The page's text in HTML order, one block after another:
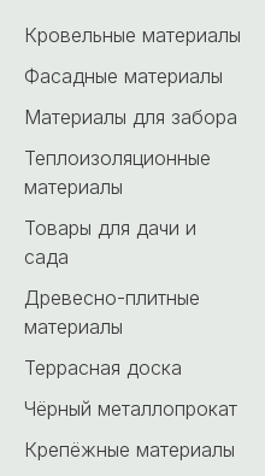
Кровельные материалы
Фасадные материалы
Материалы для забора
Теплоизоляционные
материалы
Товары для дачи и
сада
Древесно-плитные
материалы
Террасная доска
Чёрный металлопрокат
Крепёжные материалы